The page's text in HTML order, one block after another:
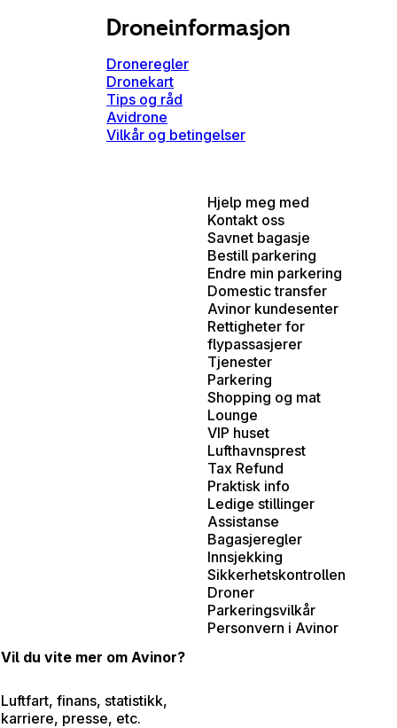
Droneinformasjon
Droneregler
Dronekart
Tips og råd
Avidrone
Vilkår og betingelser
Hjelp meg med
Kontakt oss
Savnet bagasje
Bestill parkering
Endre min parkering
Domestic transfer
Avinor kundesenter
Rettigheter for
flypassasjerer
Tjenester
Parkering
Shopping og mat
Lounge
VIP huset
Lufthavnsprest
Tax Refund
Praktisk info
Ledige stillinger
Assistanse
Bagasjeregler
Innsjekking
Sikkerhetskontrollen
Droner
Parkeringsvilkår
Personvern i Avinor
Vil du vite mer om Avinor?
Luftfart, finans, statistikk,
karriere, presse, etc.